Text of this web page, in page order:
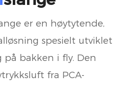
er en høytytende,
spesielt utviklet
på bakken i fly. Den
fra PCA-